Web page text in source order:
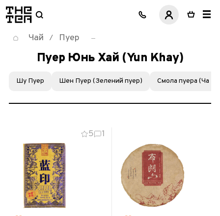
логотип
Чай / Пуер
Пуер Юнь Хай (Yun Khay)
Шу Пуер Шен Пуер (Зелений пуер) Смола пуера (Ча
5 1